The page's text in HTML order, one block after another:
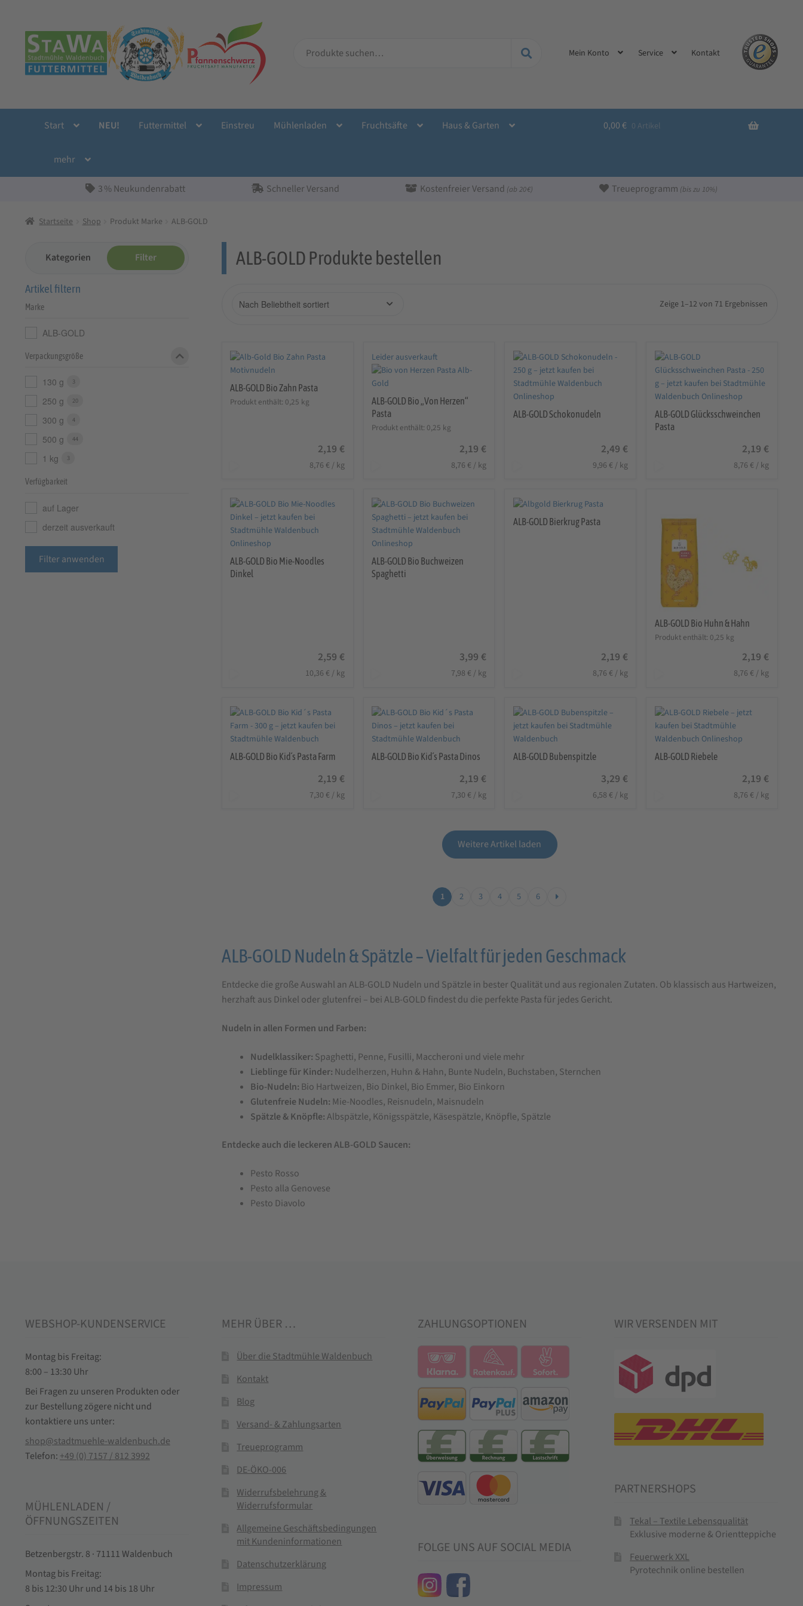
Navigation
springen
Inhalt
springen
nach:
Mein Konto Service Kontakt
Start NEU! Futtermittel Einstreu Mühlenladen Fruchtsäfte Haus & Garten
mehr
0,00 € 0 Artikel
3 % Neukundenrabatt Schneller Versand Kostenfreier Versand (ab 20 €) Treueprogramm (bis zu 10%)
Startseite Shop Produkt Marke ALB-GOLD
ALB-GOLD Produkte bestellen
Zeige 1–12 von 71 Ergebnissen
ALB-GOLD Bio Zahn Pasta
Produkt enthält: 0,25 kg
2,19 €
8,76 € / kg
Leider ausverkauft
ALB-GOLD Bio „Von Herzen“
Pasta
Produkt enthält: 0,25 kg
2,19 €
8,76 € / kg
ALB-GOLD Schokonudeln
2,49 €
9,96 € / kg
ALB-GOLD Glücksschweinchen
Pasta
2,19€
8,76 € / kg
ALB-GOLD Bio Mie-Noodles
Dinkel
2,59 €
10,36 € / kg
ALB-GOLD Bio Buchweizen
Spaghetti
3,99 €
7,98 € / kg
ALB-GOLD Bierkrug Pasta
2,19 €
8,76 € / kg
ALB-GOLD Bio Huhn & Hahn
Produkt enthält: 0,25 kg
2,19€
8,76 € / kg
ALB-GOLD Bio Kid´s Pasta Farm
2,19 €
7,30 € / kg
ALB-GOLD Bio Kid´s Pasta Dinos
2,19 €
7,30 € / kg
ALB-GOLD Bubenspitzle
3,29 €
6,58 € / kg
ALB-GOLD Riebele
2,19€
8,76 € / kg
Weitere Artikel laden
1 2 3 4 5 6
ALB-
GOLD
bestellen
ALB-GOLD Nudeln & Spätzle – Vielfalt für jeden Geschmack
Entdecke die große Auswahl an ALB-GOLD Nudeln und Spätzle in bester Qualität und aus regionalen Zutaten. Ob klassisch aus Hartweizen,
herzhaft aus Dinkel oder glutenfrei – bei ALB-GOLD findest du die perfekte Pasta für jedes Gericht.
Nudeln in allen Formen und Farben:
Nudelklassiker: Spaghetti, Penne, Fusilli, Maccheroni und viele mehr
Lieblinge für Kinder: Nudelherzen, Huhn & Hahn, Bunte Nudeln, Buchstaben, Sternchen
Bio-Nudeln: Bio Hartweizen, Bio Dinkel, Bio Emmer, Bio Einkorn
Glutenfreie Nudeln: Mie-Noodles, Reisnudeln, Maisnudeln
Spätzle & Knöpfle:Albspätzle, Königsspätzle, Käsespätzle, Knöpfle, Spätzle
Entdecke auch die leckeren ALB-GOLD Saucen:
Pesto Rosso
Pesto alla Genovese
Pesto Diavolo
Kategorien Filter
Artikel filtern
Marke
ALB-GOLD
Verpackungsgröße
130 g 3
250 g 20
300 g 4
500 g 44
1 kg 3
Verfügbarkeit
auf Lager
derzeit ausverkauft
Filter anwenden
WEBSHOP-KUNDENSERVICE
Montag bis Freitag:
8:00 – 13:30 Uhr
Bei Fragen zu unseren Produkten oder
zur Bestellung zögere nicht und
kontaktiere uns unter:
shop@stadtmuehle-waldenbuch.de
Telefon: +49 (0) 7157 / 812 3992
MÜHLENLADEN /
ÖFFNUNGSZEITEN
Betzenbergstr. 8 · 71111 Waldenbuch
Montag bis Freitag:
8 bis 12:30 Uhr und 14 bis 18 Uhr
MEHR ÜBER …
Über die Stadtmühle Waldenbuch
Kontakt
Blog
Versand- & Zahlungsarten
Treueprogramm
DE-ÖKO-006
Widerrufsbelehrung &
Widerrufsformular
Allgemeine Geschäftsbedingungen
mit Kundeninformationen
Datenschutzerklärung
Impressum
ZAHLUNGSOPTIONEN
FOLGE UNS AUF SOCIAL MEDIA
WIR VERSENDEN MIT
PARTNERSHOPS
Tekal – Textile Lebensqualität
Exklusive moderne & Orientteppiche
Feuerwerk XXL
Pyrotechnik online bestellen